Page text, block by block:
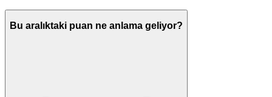
Bu aralıktaki puan ne anlama geliyor?